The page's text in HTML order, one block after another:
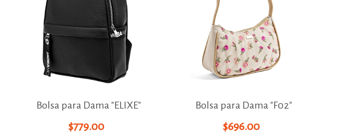
Bolsa para Dama "ELIXE"
$779.00
Bolsa para Dama "F02"
$696.00